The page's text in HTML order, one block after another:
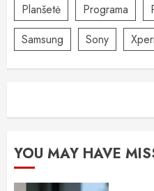
Planšetė
Programa
Samsung
Sony
YOU MAY HAVE